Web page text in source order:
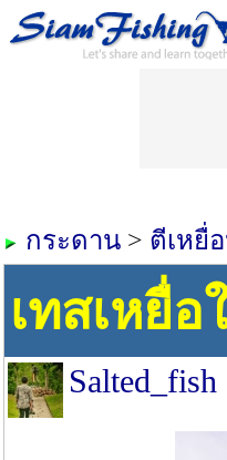
กระดาน > ตีเหยื่
เทสเหยื่
Salted_fish